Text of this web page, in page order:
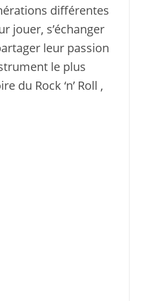
différentes
jouer, s’échanger
leur passion
le plus
du Rock ‘n’ Roll ,